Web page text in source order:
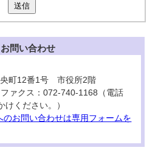
送信
お問い合わせ
町12番1号 市役所2階
ァクス：072-740-1168（電話
けください。）
のお問い合わせは専用フォームを